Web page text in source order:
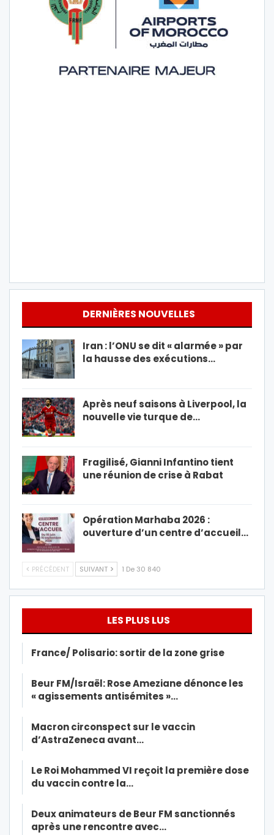
DERNIÈRES NOUVELLES
Iran : l’ONU se dit « alarmée » par
la hausse des exécutions…
Après neuf saisons à Liverpool, la
nouvelle vie turque de…
Fragilisé, Gianni Infantino tient
une réunion de crise à Rabat
Opération Marhaba 2026 :
ouverture d’un centre d’accueil…
PRÉCÉDENT SUIVANT 1 De 30 840
LES PLUS LUS
France/ Polisario: sortir de la zone grise
Beur FM/Israël: Rose Ameziane dénonce les
« agissements antisémites »…
Macron circonspect sur le vaccin
d’AstraZeneca avant…
Le Roi Mohammed VI reçoit la première dose
du vaccin contre la…
Deux animateurs de Beur FM sanctionnés
après une rencontre avec…